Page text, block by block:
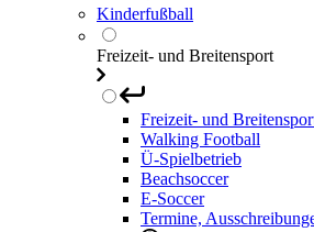
Kinderfußball
Freizeit- und Breitensport
Freizeit- und
Walking Football
Ü-Spielbetrieb
Beachsoccer
E-Soccer
Termine,